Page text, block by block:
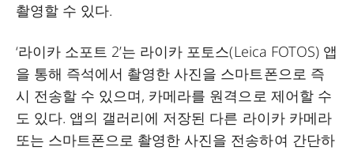
촬영할 수 있다.
‘라이카 소포트 2’는 라이카 포토스(Leica FOTOS) 앱
을 통해 즉석에서 촬영한 사진을 스마트폰으로 즉
시 전송할 수 있으며, 카메라를 원격으로 제어할 수
도 있다. 앱의 갤러리에 저장된 다른 라이카 카메라
또는 스마트폰으로 촬영한 사진을 전송하여 간단하